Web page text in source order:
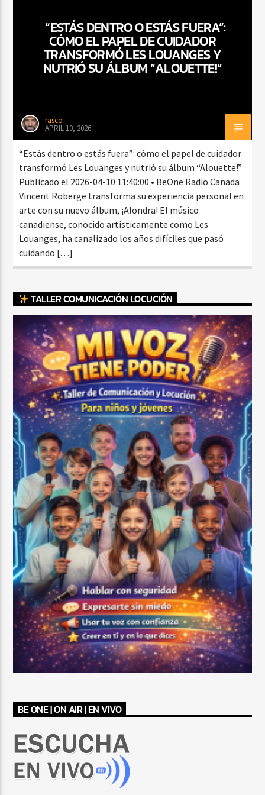
CURRENT SHOW
BALADAS Y VALLENATO
Beone Radio
“ESTÁS DENTRO O ESTÁS FUERA”:
CÓMO EL PAPEL DE CUIDADOR
TRANSFORMÓ LES LOUANGES Y
NUTRIÓ SU ÁLBUM “ALOUETTE!”
rasco
APRIL 10, 2026
“Estás dentro o estás fuera”: cómo el papel de cuidador
transformó Les Louanges y nutrió su álbum “Alouette!”
Publicado el 2026-04-10 11:40:00 • BeOne Radio Canada
Vincent Roberge transforma su experiencia personal en
arte con su nuevo álbum, ¡Alondra! El músico
canadiense, conocido artísticamente como Les
Louanges, ha canalizado los años difíciles que pasó
cuidando […]
TALLER COMUNICACIÓN LOCUCIÓN
BE ONE | ON AIR | EN VIVO